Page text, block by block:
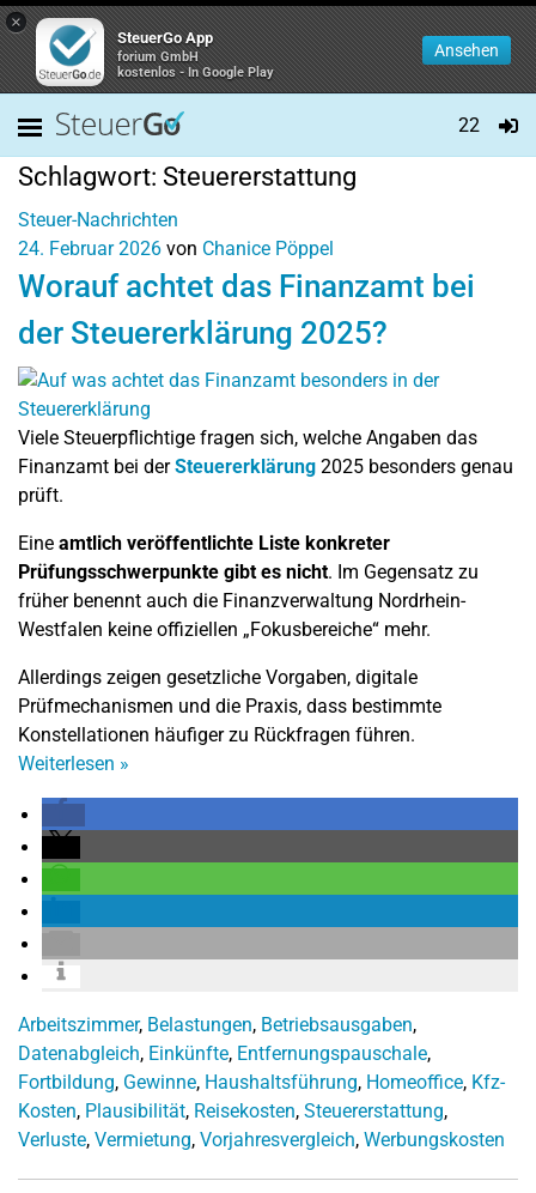
×
SteuerGo App
forium GmbH
kostenlos - In Google Play
Ansehen
22
Schlagwort: Steuererstattung
Steuer-Nachrichten
24. Februar 2026 von Chanice Pöppel
Worauf achtet das Finanzamt bei
der Steuererklärung 2025?
Viele Steuerpflichtige fragen sich, welche Angaben das
Finanzamt bei derSteuererklärung 2025 besonders genau
prüft.
Eine amtlich veröffentlichte Liste konkreter
Prüfungsschwerpunkte gibt es nicht. Im Gegensatz zu
früher benennt auch die Finanzverwaltung Nordrhein-
Westfalen keine offiziellen „Fokusbereiche“ mehr.
Allerdings zeigen gesetzliche Vorgaben, digitale
Prüfmechanismen und die Praxis, dass bestimmte
Konstellationen häufiger zu Rückfragen führen.
Weiterlesen »
Arbeitszimmer, Belastungen, Betriebsausgaben,
Datenabgleich, Einkünfte, Entfernungspauschale,
Fortbildung, Gewinne, Haushaltsführung, Homeoffice, Kfz-
Kosten, Plausibilität, Reisekosten, Steuererstattung,
Verluste, Vermietung, Vorjahresvergleich, Werbungskosten